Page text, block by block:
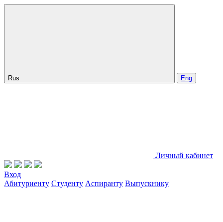
Rus Eng
Личный кабинет
Вход
Абитуриенту Студенту Аспиранту Выпускнику